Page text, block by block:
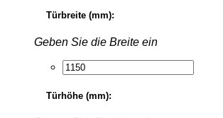
Türbreite (mm):
Geben Sie die Breite ein
Türhöhe (mm):